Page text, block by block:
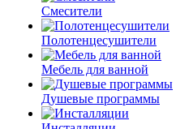
Смесители
Полотенцесушители
Мебель для ванной
Душевые программы